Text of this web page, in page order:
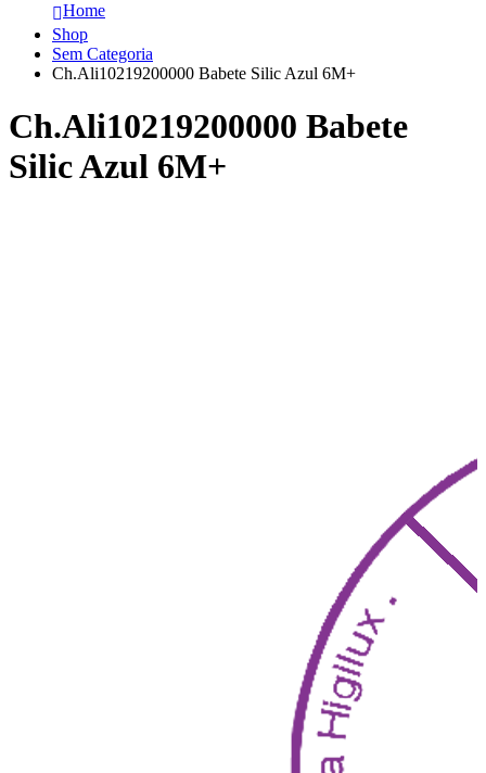
Home
Shop
Sem Categoria
Ch.Ali10219200000 Babete Silic Azul 6M+
Ch.Ali10219200000 Babete
Silic Azul 6M+